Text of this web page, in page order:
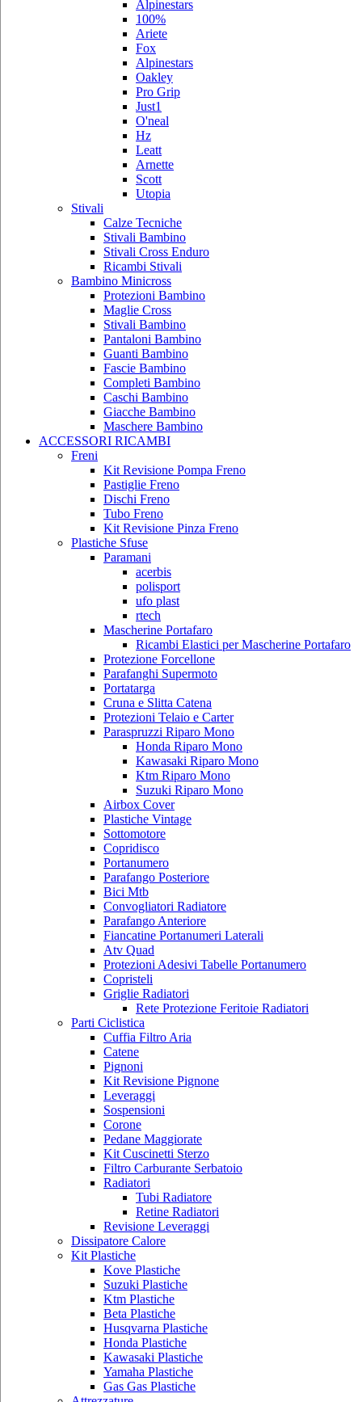
Alpinestars
100%
Ariete
Fox
Alpinestars
Oakley
Pro Grip
Just1
O'neal
Hz
Leatt
Arnette
Scott
Utopia
Stivali
Calze Tecniche
Stivali Bambino
Stivali Cross Enduro
Ricambi Stivali
Bambino Minicross
Protezioni Bambino
Maglie Cross
Stivali Bambino
Pantaloni Bambino
Guanti Bambino
Fascie Bambino
Completi Bambino
Caschi Bambino
Giacche Bambino
Maschere Bambino
ACCESSORI RICAMBI
Freni
Kit Revisione Pompa Freno
Pastiglie Freno
Dischi Freno
Tubo Freno
Kit Revisione Pinza Freno
Plastiche Sfuse
Paramani
acerbis
polisport
ufo plast
rtech
Mascherine Portafaro
Ricambi Elastici per Mascherine Portafaro
Protezione Forcellone
Parafanghi Supermoto
Portatarga
Cruna e Slitta Catena
Protezioni Telaio e Carter
Paraspruzzi Riparo Mono
Honda Riparo Mono
Kawasaki Riparo Mono
Ktm Riparo Mono
Suzuki Riparo Mono
Airbox Cover
Plastiche Vintage
Sottomotore
Copridisco
Portanumero
Parafango Posteriore
Bici Mtb
Convogliatori Radiatore
Parafango Anteriore
Fiancatine Portanumeri Laterali
Atv Quad
Protezioni Adesivi Tabelle Portanumero
Copristeli
Griglie Radiatori
Rete Protezione Feritoie Radiatori
Parti Ciclistica
Cuffia Filtro Aria
Catene
Pignoni
Kit Revisione Pignone
Leveraggi
Sospensioni
Corone
Pedane Maggiorate
Kit Cuscinetti Sterzo
Filtro Carburante Serbatoio
Radiatori
Tubi Radiatore
Retine Radiatori
Revisione Leveraggi
Dissipatore Calore
Kit Plastiche
Kove Plastiche
Suzuki Plastiche
Ktm Plastiche
Beta Plastiche
Husqvarna Plastiche
Honda Plastiche
Kawasaki Plastiche
Yamaha Plastiche
Gas Gas Plastiche